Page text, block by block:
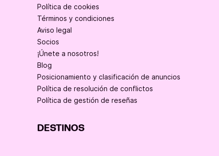
Política de cookies
Términos y condiciones
Aviso legal
Socios
¡Únete a nosotros!
Blog
Posicionamiento y clasificación de anuncios
Política de resolución de conflictos
Política de gestión de reseñas
DESTINOS